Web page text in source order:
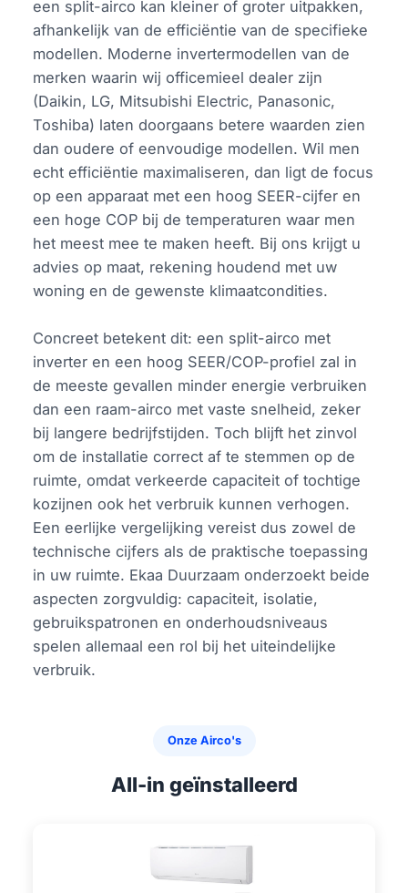
een split-airco kan kleiner of groter uitpakken,
afhankelijk van de efficiëntie van de specifieke
modellen. Moderne invertermodellen van de
merken waarin wij officemieel dealer zijn
(Daikin, LG, Mitsubishi Electric, Panasonic,
Toshiba) laten doorgaans betere waarden zien
dan oudere of eenvoudige modellen. Wil men
echt efficiëntie maximaliseren, dan ligt de focus
op een apparaat met een hoog SEER-cijfer en
een hoge COP bij de temperaturen waar men
het meest mee te maken heeft. Bij ons krijgt u
advies op maat, rekening houdend met uw
woning en de gewenste klimaatcondities.
Concreet betekent dit: een split-airco met
inverter en een hoog SEER/COP-profiel zal in
de meeste gevallen minder energie verbruiken
dan een raam-airco met vaste snelheid, zeker
bij langere bedrijfstijden. Toch blijft het zinvol
om de installatie correct af te stemmen op de
ruimte, omdat verkeerde capaciteit of tochtige
kozijnen ook het verbruik kunnen verhogen.
Een eerlijke vergelijking vereist dus zowel de
technische cijfers als de praktische toepassing
in uw ruimte. Ekaa Duurzaam onderzoekt beide
aspecten zorgvuldig: capaciteit, isolatie,
gebruikspatronen en onderhoudsniveaus
spelen allemaal een rol bij het uiteindelijke
verbruik.
Onze Airco's
All-in geïnstalleerd